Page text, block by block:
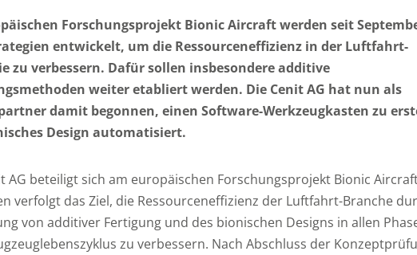
Forschungsprojekt Bionic Aircraft werden seit
entwickelt, um die Ressourceneffizienz in der Luftfahrt-
zu verbessern. Dafür sollen insbesondere additive
weiter etabliert werden. Die Cenit AG hat nun als
damit begonnen, einen Software-Werkzeugkasten zu
Design automatisiert.
AG beteiligt sich am europäischen Forschungsprojekt Bionic
verfolgt das Ziel, die Ressourceneffizienz der Luftfahrt-Branche
von additiver Fertigung und des bionischen Designs in allen
zu verbessern. Nach Abschluss der